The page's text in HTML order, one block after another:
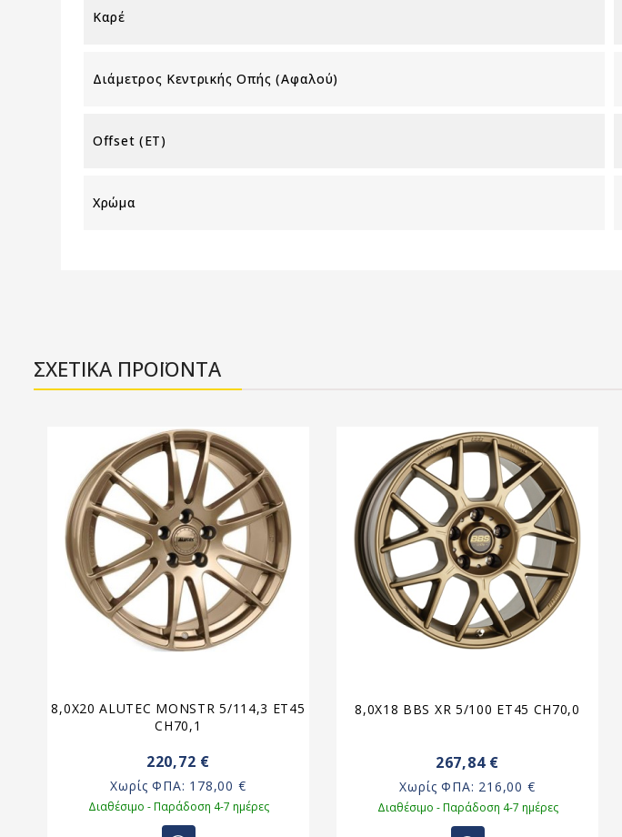
Καρέ
Διάμετρος Κεντρικής Οπής (αφαλού)
Offset (ET)
Χρώμα
ΣΧΕΤΙΚΑ ΠΡΟΪΟΝΤΑ
8,0X20 ALUTEC MONSTR 5/114,3 ET45
CH70,1
220,72 €
Χωρίς ΦΠΑ: 178,00 €
Διαθέσιμο - Παράδοση 4-7 ημέρες
8,0X18 BBS XR 5/100 ET45 CH70,0
267,84 €
Χωρίς ΦΠΑ: 216,00 €
Διαθέσιμο - Παράδοση 4-7 ημέρες